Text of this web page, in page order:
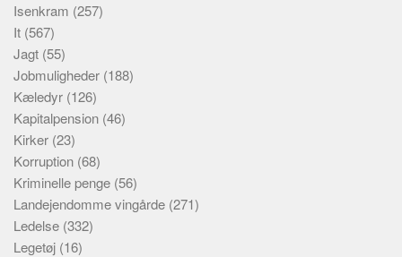
Isenkram (257)
It (567)
Jagt (55)
Jobmuligheder (188)
Kæledyr (126)
Kapitalpension (46)
Kirker (23)
Korruption (68)
Kriminelle penge (56)
Landejendomme vingårde (271)
Ledelse (332)
Legetøj (16)